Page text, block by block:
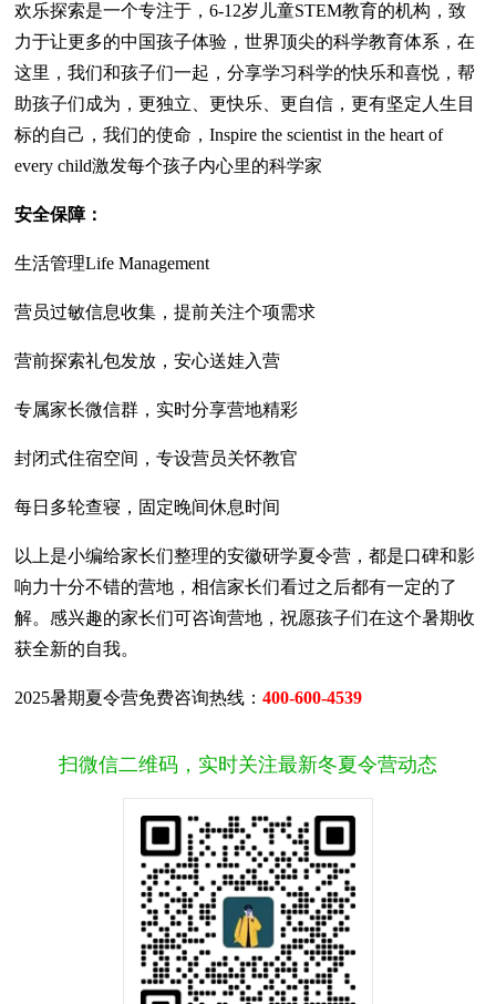
欢乐探索是一个专注于，6-12岁儿童STEM教育的机构，致
力于让更多的中国孩子体验，世界顶尖的科学教育体系，在
这里，我们和孩子们一起，分享学习科学的快乐和喜悦，帮
助孩子们成为，更独立、更快乐、更自信，更有坚定人生目
标的自己，我们的使命，Inspire the scientist in the heart of
every child激发每个孩子内心里的科学家
安全保障：
生活管理Life Management
营员过敏信息收集，提前关注个项需求
营前探索礼包发放，安心送娃入营
专属家长微信群，实时分享营地精彩
封闭式住宿空间，专设营员关怀教官
每日多轮查寝，固定晚间休息时间
以上是小编给家长们整理的安徽研学夏令营，都是口碑和影
响力十分不错的营地，相信家长们看过之后都有一定的了
解。感兴趣的家长们可咨询营地，祝愿孩子们在这个暑期收
获全新的自我。
2025暑期夏令营免费咨询热线：400-600-4539
扫微信二维码，实时关注最新冬夏令营动态